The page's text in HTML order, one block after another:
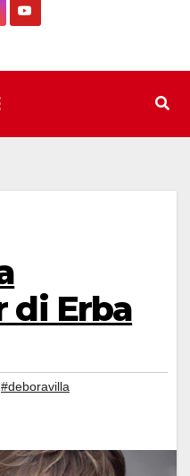
di Erba
#deboravilla